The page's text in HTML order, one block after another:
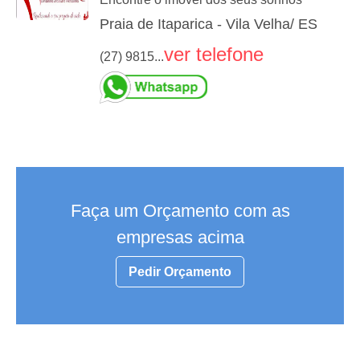
Praia de Itaparica - Vila Velha/ ES
(27) 9815...ver telefone
Faça um Orçamento com as
empresas acima
Pedir Orçamento